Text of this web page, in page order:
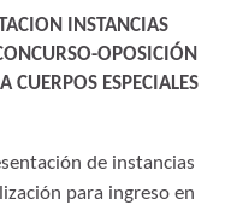
INSTANCIAS
OPOSICIÓN
CUERPOS ESPECIALES
de instancias
para ingreso en